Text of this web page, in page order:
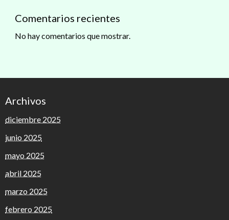
Comentarios recientes
No hay comentarios que mostrar.
Archivos
diciembre 2025
junio 2025
mayo 2025
abril 2025
marzo 2025
febrero 2025